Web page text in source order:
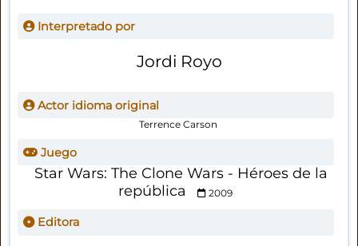
Interpretado por
Jordi Royo
Actor idioma original
Terrence Carson
Juego
Star Wars: The Clone Wars - Héroes de la
república
2009
Editora